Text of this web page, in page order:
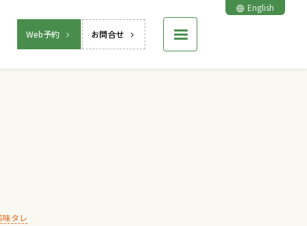
Web予約 お問合せ
English
味タレ